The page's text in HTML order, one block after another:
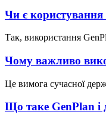
Чи є користування
Так, використання
Чому важливо
Це вимога сучасної
Що таке GenPlan і